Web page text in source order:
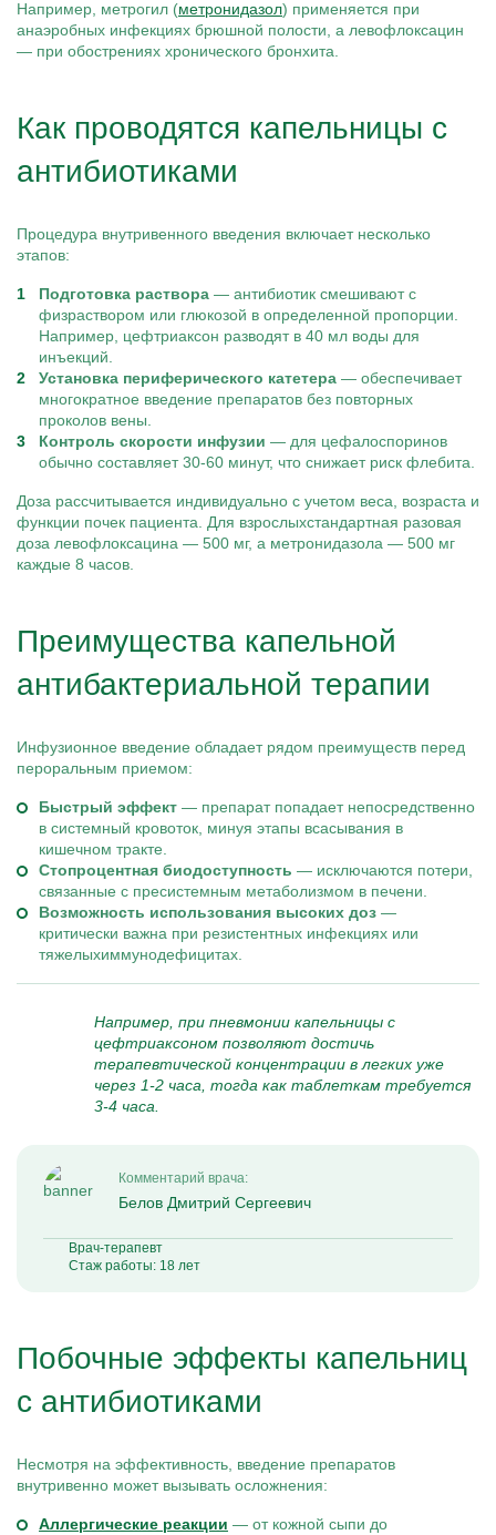
Например, метрогил (метронидазол) применяется при
анаэробных инфекциях брюшной полости, а левофлоксацин
— при обострениях хронического бронхита.
Как проводятся капельницы с
антибиотиками
Процедура внутривенного введения включает несколько
этапов:
Подготовка раствора — антибиотик смешивают с
физраствором или глюкозой в определенной пропорции.
Например, цефтриаксон разводят в 40 мл воды для
инъекций.
Установка периферического катетера — обеспечивает
многократное введение препаратов без повторных
проколов вены.
Контроль скорости инфузии — для цефалоспоринов
обычно составляет 30-60 минут, что снижает риск флебита.
Доза рассчитывается индивидуально с учетом веса, возраста и
функции почек пациента. Для взрослыхстандартная разовая
доза левофлоксацина — 500 мг, а метронидазола — 500 мг
каждые 8 часов.
Преимущества капельной
антибактериальной терапии
Инфузионное введение обладает рядом преимуществ перед
пероральным приемом:
Быстрый эффект — препарат попадает непосредственно
в системный кровоток, минуя этапы всасывания в
кишечном тракте.
Стопроцентная биодоступность — исключаются потери,
связанные с пресистемным метаболизмом в печени.
Возможность использования высоких доз —
критически важна при резистентных инфекциях или
тяжелыхиммунодефицитах.
Например, при пневмонии капельницы с
цефтриаксоном позволяют достичь
терапевтической концентрации в легких уже
через 1-2 часа, тогда как таблеткам требуется
3-4 часа.
Комментарий врача:
Белов Дмитрий Сергеевич
Врач-терапевт
Стаж работы: 18 лет
Побочные эффекты капельниц
с антибиотиками
Несмотря на эффективность, введение препаратов
внутривенно может вызывать осложнения:
Аллергические реакции — от кожной сыпи до